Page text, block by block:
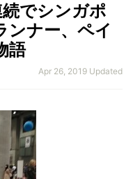
でシンガポ
ンナー、ペイ
語
Apr 26, 2019 Updated